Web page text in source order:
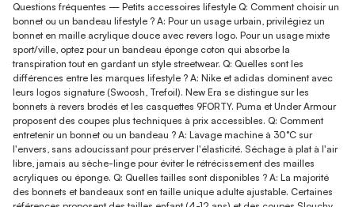
Questions fréquentes — Petits accessoires lifestyle Q: Comment choisir un
bonnet ou un bandeau lifestyle ? A: Pour un usage urbain, privilégiez un
bonnet en maille acrylique douce avec revers logo. Pour un usage mixte
sport/ville, optez pour un bandeau éponge coton qui absorbe la
transpiration tout en gardant un style streetwear. Q: Quelles sont les
différences entre les marques lifestyle ? A: Nike et adidas dominent avec
leurs logos signature (Swoosh, Trefoil). New Era se distingue sur les
bonnets à revers brodés et les casquettes 9FORTY. Puma et Under Armour
proposent des coupes plus techniques à prix accessibles. Q: Comment
entretenir un bonnet ou un bandeau ? A: Lavage machine à 30°C sur
l'envers, sans adoucissant pour préserver l'élasticité. Séchage à plat à l'air
libre, jamais au sèche-linge pour éviter le rétrécissement des mailles
acryliques ou éponge. Q: Quelles tailles sont disponibles ? A: La majorité
des bonnets et bandeaux sont en taille unique adulte ajustable. Certaines